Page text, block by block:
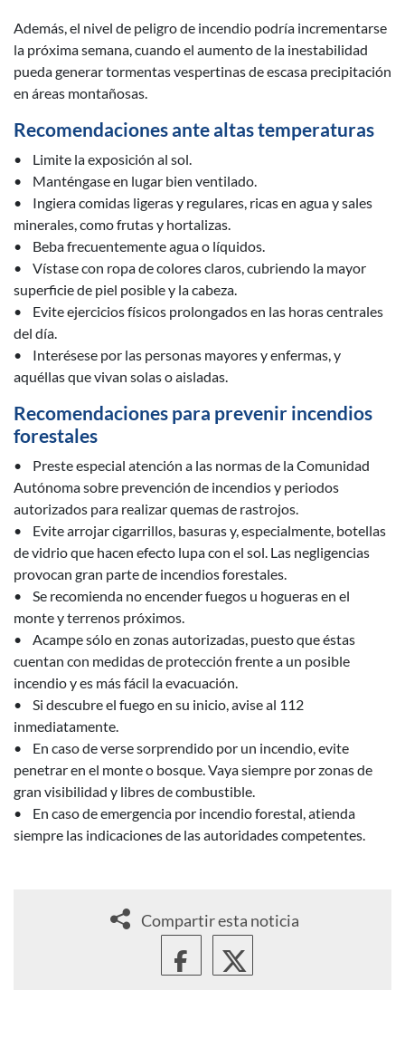
Además, el nivel de peligro de incendio podría incrementarse
la próxima semana, cuando el aumento de la inestabilidad
pueda generar tormentas vespertinas de escasa precipitación
en áreas montañosas.
Recomendaciones ante altas temperaturas
• Limite la exposición al sol.
• Manténgase en lugar bien ventilado.
• Ingiera comidas ligeras y regulares, ricas en agua y sales
minerales, como frutas y hortalizas.
• Beba frecuentemente agua o líquidos.
• Vístase con ropa de colores claros, cubriendo la mayor
superficie de piel posible y la cabeza.
• Evite ejercicios físicos prolongados en las horas centrales
del día.
• Interésese por las personas mayores y enfermas, y
aquéllas que vivan solas o aisladas.
Recomendaciones para prevenir incendios
forestales
• Preste especial atención a las normas de la Comunidad
Autónoma sobre prevención de incendios y periodos
autorizados para realizar quemas de rastrojos.
• Evite arrojar cigarrillos, basuras y, especialmente, botellas
de vidrio que hacen efecto lupa con el sol. Las negligencias
provocan gran parte de incendios forestales.
• Se recomienda no encender fuegos u hogueras en el
monte y terrenos próximos.
• Acampe sólo en zonas autorizadas, puesto que éstas
cuentan con medidas de protección frente a un posible
incendio y es más fácil la evacuación.
• Si descubre el fuego en su inicio, avise al 112
inmediatamente.
• En caso de verse sorprendido por un incendio, evite
penetrar en el monte o bosque. Vaya siempre por zonas de
gran visibilidad y libres de combustible.
• En caso de emergencia por incendio forestal, atienda
siempre las indicaciones de las autoridades competentes.
Compartir esta noticia